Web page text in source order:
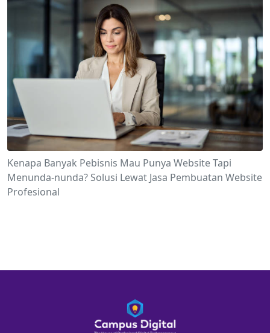
Kenapa Banyak Pebisnis Mau Punya Website Tapi
Menunda-nunda? Solusi Lewat Jasa Pembuatan Website
Profesional